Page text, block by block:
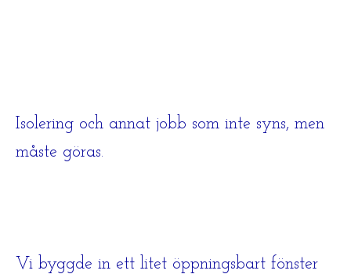
Isolering och annat jobb som inte syns, men
måste göras.
Vi byggde in ett litet öppningsbart fönster